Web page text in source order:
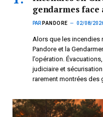
gendarmes face
PAR PANDORE 02/08/
Alors que les incendies
Pandore et la
l’opération.
judiciaire et
rarement montrées des